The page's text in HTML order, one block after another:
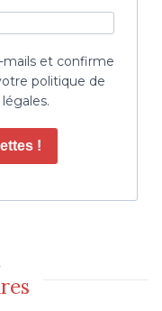
mails et confirme
politique de
!